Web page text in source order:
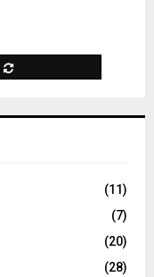
(11)
(7)
(20)
(28)